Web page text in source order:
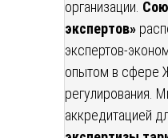
организации.
экспертов»
экспертов-
опытом в сфере
регулирования.
аккредитацией